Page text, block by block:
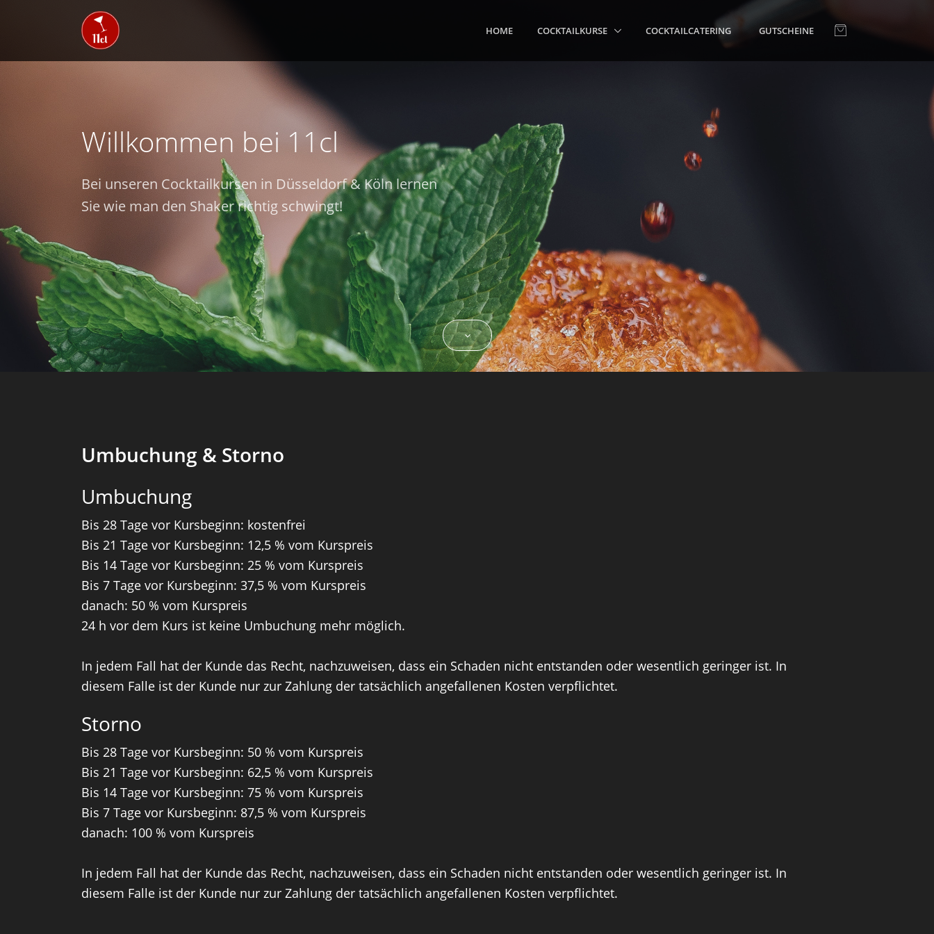
HOME COCKTAILKURSE COCKTAILCATERING GUTSCHEINE
Willkommen bei 11cl
Bei unseren Cocktailkursen in Düsseldorf & Köln lernen
Sie wie man den Shaker richtig schwingt!
Umbuchung & Storno
Umbuchung
Bis 28 Tage vor Kursbeginn: kostenfrei
Bis 21 Tage vor Kursbeginn: 12,5 % vom Kurspreis
Bis 14 Tage vor Kursbeginn: 25 % vom Kurspreis
Bis 7 Tage vor Kursbeginn: 37,5 % vom Kurspreis
danach: 50 % vom Kurspreis
24 h vor dem Kurs ist keine Umbuchung mehr möglich.
In jedem Fall hat der Kunde das Recht, nachzuweisen, dass ein Schaden nicht entstanden oder wesentlich geringer ist. In
diesem Falle ist der Kunde nur zur Zahlung der tatsächlich angefallenen Kosten verpflichtet.
Storno
Bis 28 Tage vor Kursbeginn: 50 % vom Kurspreis
Bis 21 Tage vor Kursbeginn: 62,5 % vom Kurspreis
Bis 14 Tage vor Kursbeginn: 75 % vom Kurspreis
Bis 7 Tage vor Kursbeginn: 87,5 % vom Kurspreis
danach: 100 % vom Kurspreis
In jedem Fall hat der Kunde das Recht, nachzuweisen, dass ein Schaden nicht entstanden oder wesentlich geringer ist. In
diesem Falle ist der Kunde nur zur Zahlung der tatsächlich angefallenen Kosten verpflichtet.